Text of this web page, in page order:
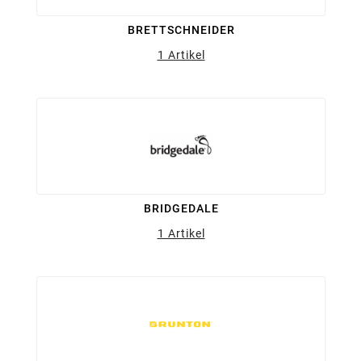
BRETTSCHNEIDER
1 Artikel
BRIDGEDALE
1 Artikel